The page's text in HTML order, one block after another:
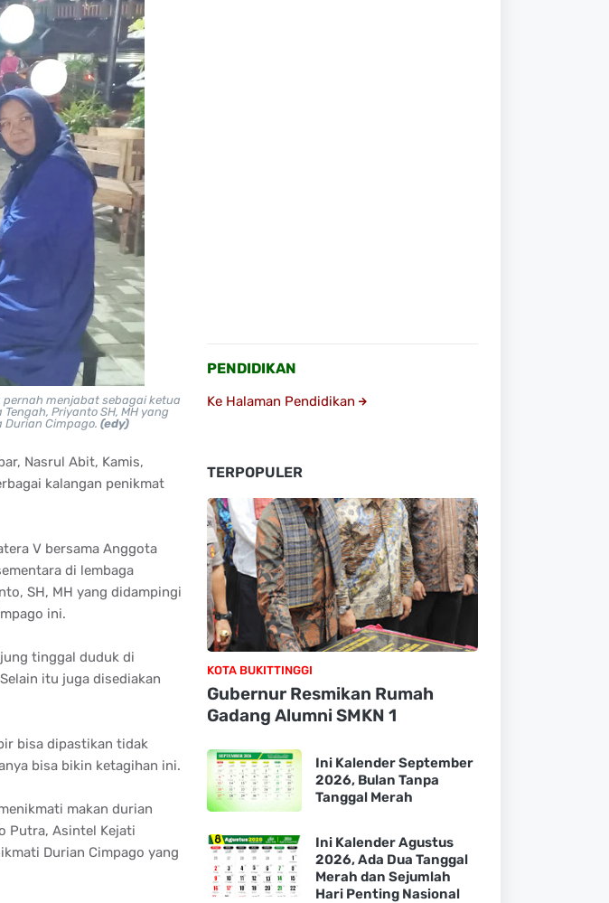
pernah menjabat sebagai ketua
Priyanto SH, MH yang
Durian Cimpago. (edy)
Nasrul Abit, Kamis,
kalangan penikmat
V bersama Anggota
di lembaga
SH, MH yang didampingi
ini.
tinggal duduk di
itu juga disediakan
bisa dipastikan tidak
bisa bikin ketagihan ini.
makan durian
Putra, Asintel Kejati
Durian Cimpago yang
PENDIDIKAN
Ke Halaman Pendidikan
TERPOPULER
KOTA BUKITTINGGI
Gubernur Resmikan Rumah
Gadang Alumni SMKN 1
Ini Kalender September
2026, Bulan Tanpa
Tanggal Merah
Ini Kalender Agustus
2026, Ada Dua Tanggal
Merah dan Sejumlah
Hari Penting Nasional